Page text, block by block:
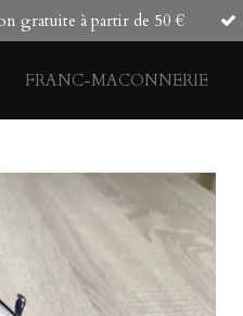
gratuite à partir de 50 €
FRANC-MACONNERIE